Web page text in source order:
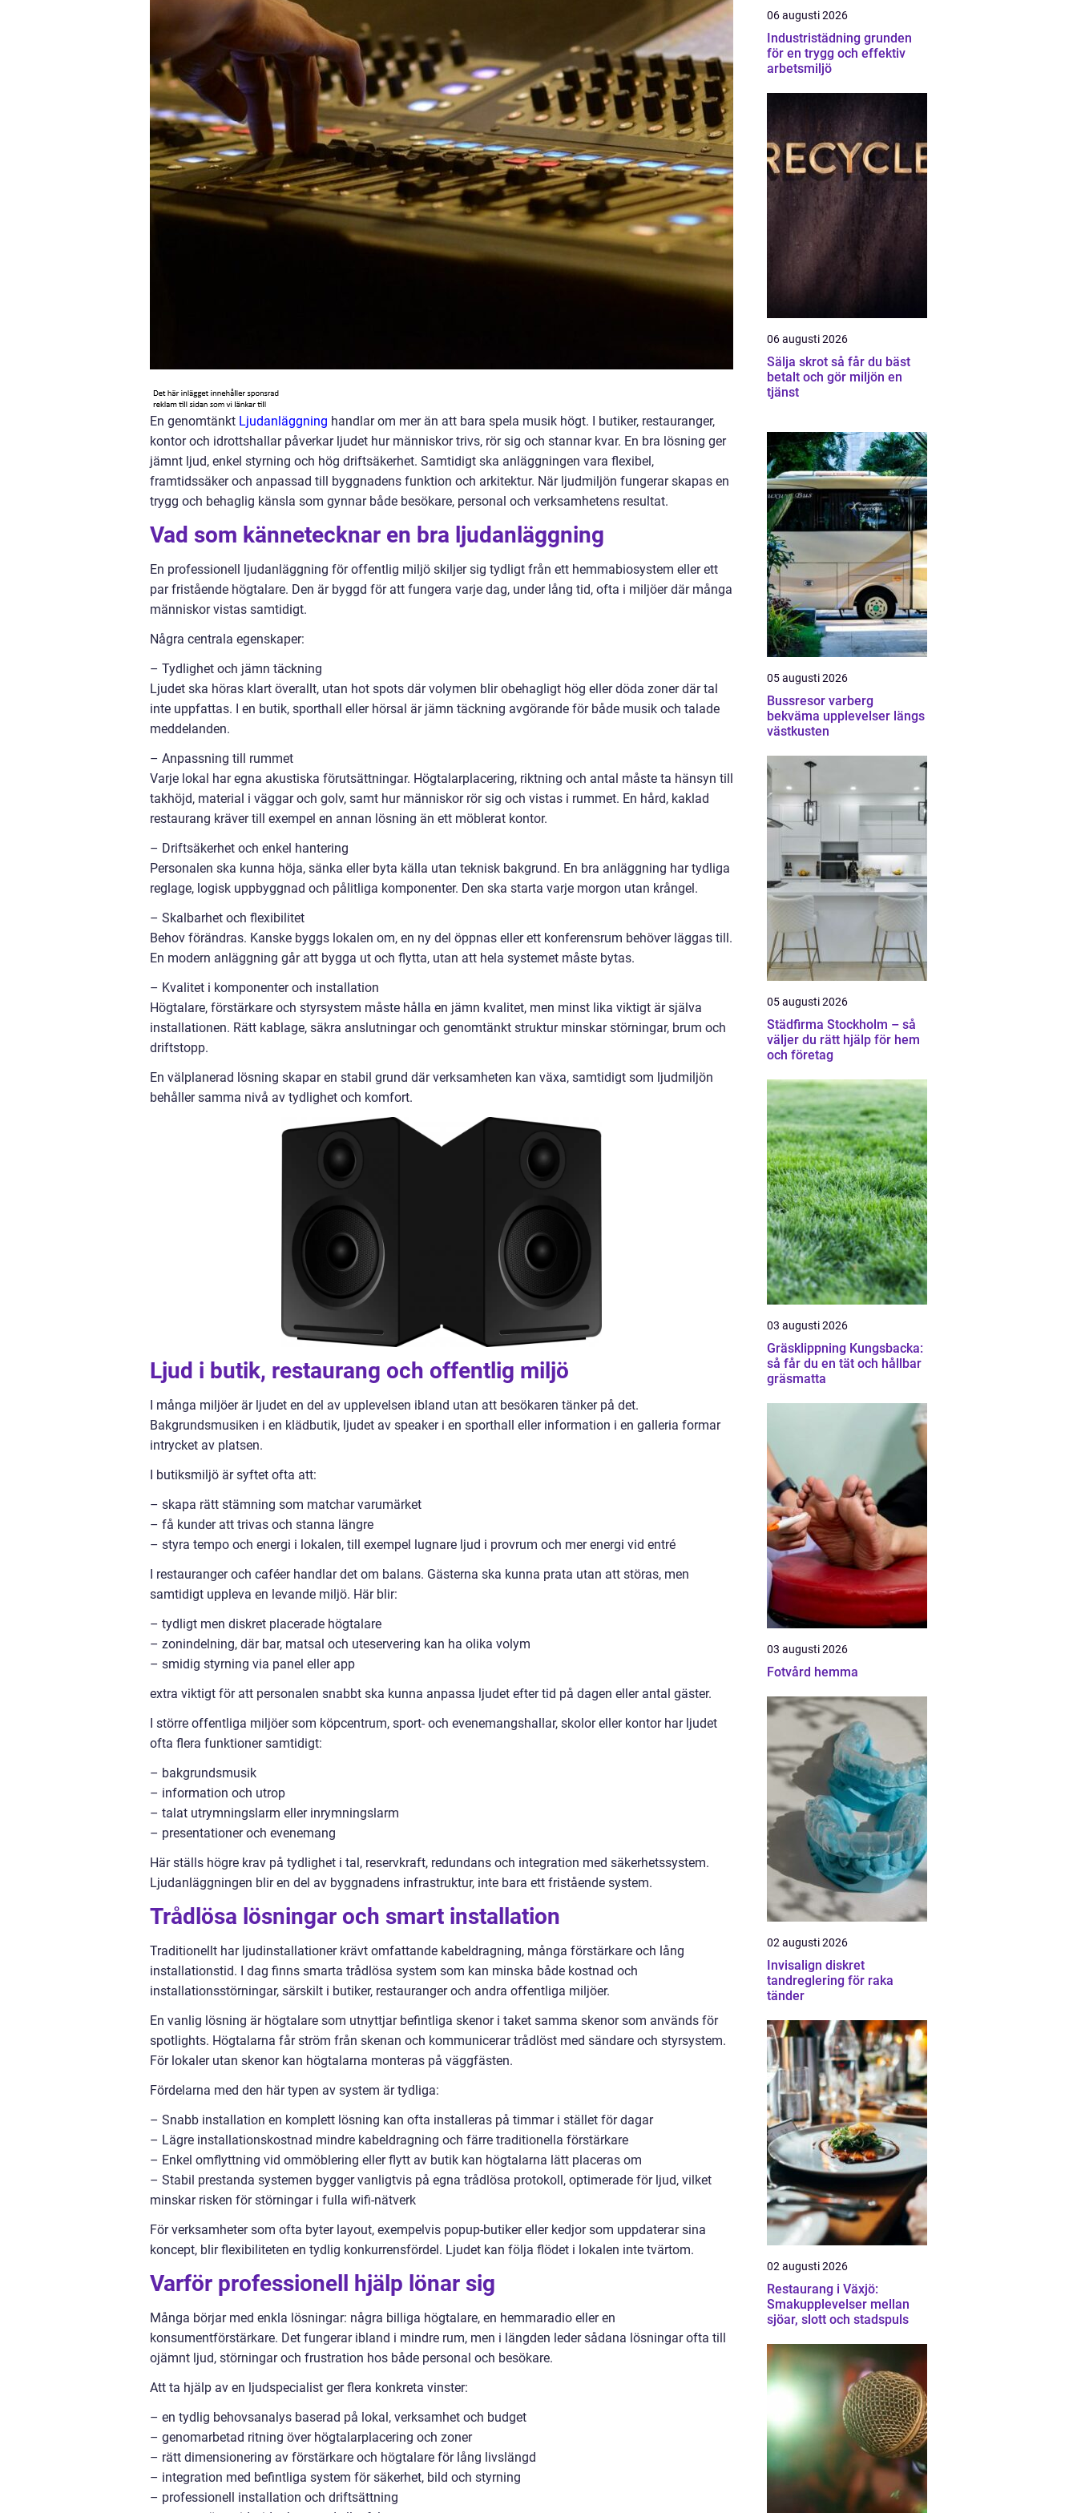
En genomtänkt Ljudanläggning handlar om mer än att bara spela musik högt. I butiker, restauranger,
kontor och idrottshallar påverkar ljudet hur människor trivs, rör sig och stannar kvar. En bra lösning ger
jämnt ljud, enkel styrning och hög driftsäkerhet. Samtidigt ska anläggningen vara flexibel,
framtidssäker och anpassad till byggnadens funktion och arkitektur. När ljudmiljön fungerar skapas en
trygg och behaglig känsla som gynnar både besökare, personal och verksamhetens resultat.
Vad som kännetecknar en bra ljudanläggning
En professionell ljudanläggning för offentlig miljö skiljer sig tydligt från ett hemmabiosystem eller ett
par fristående högtalare. Den är byggd för att fungera varje dag, under lång tid, ofta i miljöer där många
människor vistas samtidigt.
Några centrala egenskaper:
– Tydlighet och jämn täckning
Ljudet ska höras klart överallt, utan hot spots där volymen blir obehagligt hög eller döda zoner där tal
inte uppfattas. I en butik, sporthall eller hörsal är jämn täckning avgörande för både musik och talade
meddelanden.
– Anpassning till rummet
Varje lokal har egna akustiska förutsättningar. Högtalarplacering, riktning och antal måste ta hänsyn till
takhöjd, material i väggar och golv, samt hur människor rör sig och vistas i rummet. En hård, kaklad
restaurang kräver till exempel en annan lösning än ett möblerat kontor.
– Driftsäkerhet och enkel hantering
Personalen ska kunna höja, sänka eller byta källa utan teknisk bakgrund. En bra anläggning har tydliga
reglage, logisk uppbyggnad och pålitliga komponenter. Den ska starta varje morgon utan krångel.
– Skalbarhet och flexibilitet
Behov förändras. Kanske byggs lokalen om, en ny del öppnas eller ett konferensrum behöver läggas till.
En modern anläggning går att bygga ut och flytta, utan att hela systemet måste bytas.
– Kvalitet i komponenter och installation
Högtalare, förstärkare och styrsystem måste hålla en jämn kvalitet, men minst lika viktigt är själva
installationen. Rätt kablage, säkra anslutningar och genomtänkt struktur minskar störningar, brum och
driftstopp.
En välplanerad lösning skapar en stabil grund där verksamheten kan växa, samtidigt som ljudmiljön
behåller samma nivå av tydlighet och komfort.
Ljud i butik, restaurang och offentlig miljö
I många miljöer är ljudet en del av upplevelsen ibland utan att besökaren tänker på det.
Bakgrundsmusiken i en klädbutik, ljudet av speaker i en sporthall eller information i en galleria formar
intrycket av platsen.
I butiksmiljö är syftet ofta att:
– skapa rätt stämning som matchar varumärket
– få kunder att trivas och stanna längre
– styra tempo och energi i lokalen, till exempel lugnare ljud i provrum och mer energi vid entré
I restauranger och caféer handlar det om balans. Gästerna ska kunna prata utan att störas, men
samtidigt uppleva en levande miljö. Här blir:
– tydligt men diskret placerade högtalare
– zonindelning, där bar, matsal och uteservering kan ha olika volym
– smidig styrning via panel eller app
extra viktigt för att personalen snabbt ska kunna anpassa ljudet efter tid på dagen eller antal gäster.
I större offentliga miljöer som köpcentrum, sport- och evenemangshallar, skolor eller kontor har ljudet
ofta flera funktioner samtidigt:
– bakgrundsmusik
– information och utrop
– talat utrymningslarm eller inrymningslarm
– presentationer och evenemang
Här ställs högre krav på tydlighet i tal, reservkraft, redundans och integration med säkerhetssystem.
Ljudanläggningen blir en del av byggnadens infrastruktur, inte bara ett fristående system.
Trådlösa lösningar och smart installation
Traditionellt har ljudinstallationer krävt omfattande kabeldragning, många förstärkare och lång
installationstid. I dag finns smarta trådlösa system som kan minska både kostnad och
installationsstörningar, särskilt i butiker, restauranger och andra offentliga miljöer.
En vanlig lösning är högtalare som utnyttjar befintliga skenor i taket samma skenor som används för
spotlights. Högtalarna får ström från skenan och kommunicerar trådlöst med sändare och styrsystem.
För lokaler utan skenor kan högtalarna monteras på väggfästen.
Fördelarna med den här typen av system är tydliga:
– Snabb installation en komplett lösning kan ofta installeras på timmar i stället för dagar
– Lägre installationskostnad mindre kabeldragning och färre traditionella förstärkare
– Enkel omflyttning vid ommöblering eller flytt av butik kan högtalarna lätt placeras om
– Stabil prestanda systemen bygger vanligtvis på egna trådlösa protokoll, optimerade för ljud, vilket
minskar risken för störningar i fulla wifi-nätverk
För verksamheter som ofta byter layout, exempelvis popup-butiker eller kedjor som uppdaterar sina
koncept, blir flexibiliteten en tydlig konkurrensfördel. Ljudet kan följa flödet i lokalen inte tvärtom.
Varför professionell hjälp lönar sig
Många börjar med enkla lösningar: några billiga högtalare, en hemmaradio eller en
konsumentförstärkare. Det fungerar ibland i mindre rum, men i längden leder sådana lösningar ofta till
ojämnt ljud, störningar och frustration hos både personal och besökare.
Att ta hjälp av en ljudspecialist ger flera konkreta vinster:
– en tydlig behovsanalys baserad på lokal, verksamhet och budget
– genomarbetad ritning över högtalarplacering och zoner
– rätt dimensionering av förstärkare och högtalare för lång livslängd
– integration med befintliga system för säkerhet, bild och styrning
– professionell installation och driftsättning
06 augusti 2026
Industristädning grunden
för en trygg och effektiv
arbetsmiljö
06 augusti 2026
Sälja skrot så får du bäst
betalt och gör miljön en
tjänst
05 augusti 2026
Bussresor varberg
bekväma upplevelser längs
västkusten
05 augusti 2026
Städfirma Stockholm – så
väljer du rätt hjälp för hem
och företag
03 augusti 2026
Gräsklippning Kungsbacka:
så får du en tät och hållbar
gräsmatta
03 augusti 2026
Fotvård hemma
02 augusti 2026
Invisalign diskret
tandreglering för raka
tänder
02 augusti 2026
Restaurang i Växjö:
Smakupplevelser mellan
sjöar, slott och stadspuls